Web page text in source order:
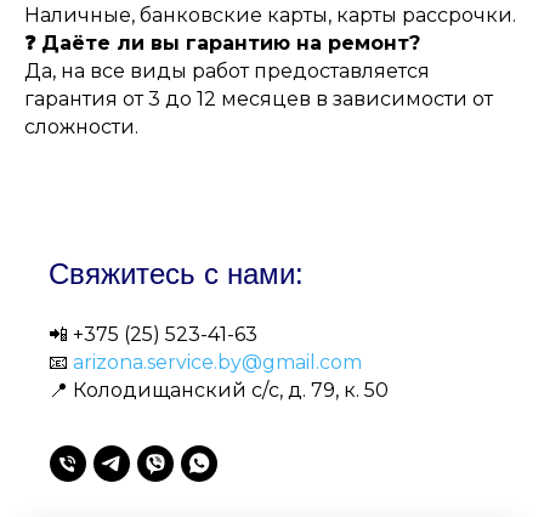
Наличные, банковские карты, карты рассрочки.
❓ Даёте ли вы гарантию на ремонт?
Да, на все виды работ предоставляется
гарантия от 3 до 12 месяцев в зависимости от
сложности.
Свяжитесь с нами:
📲 +375 (25) 523-41-63
📧 arizona.service.by@gmail.com
📍 Колодищанский с/с, д. 79, к. 50